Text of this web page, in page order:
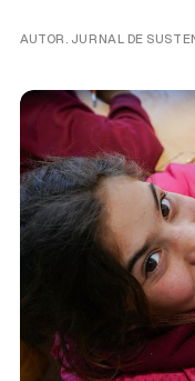
AUTOR. JURNAL DE